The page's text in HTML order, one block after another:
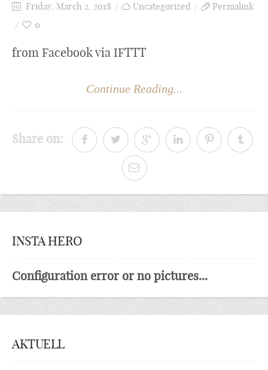
Friday, March 2, 2018 Uncategorized
Permalink
0
from Facebook via IFTTT
Continue Reading...
Share on:
INSTA HERO
Configuration error or no pictures...
AKTUELL